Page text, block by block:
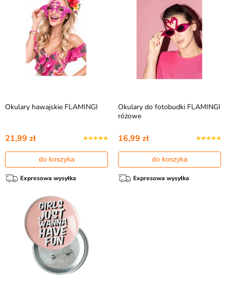
Okulary hawajskie FLAMINGI
21,99 zł
do koszyka
Expresowa wysyłka
Okulary do fotobudki FLAMINGI
różowe
16,99 zł
do koszyka
Expresowa wysyłka